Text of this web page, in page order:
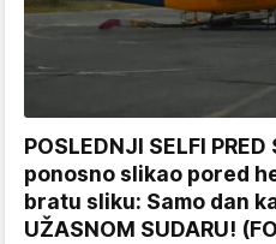
POSLEDNJI SELFI
ponosno slikao pored
bratu sliku: Samo dan
UŽASNOM SUDARU!